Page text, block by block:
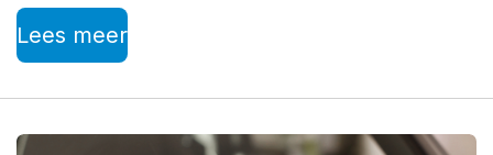
Lees meer